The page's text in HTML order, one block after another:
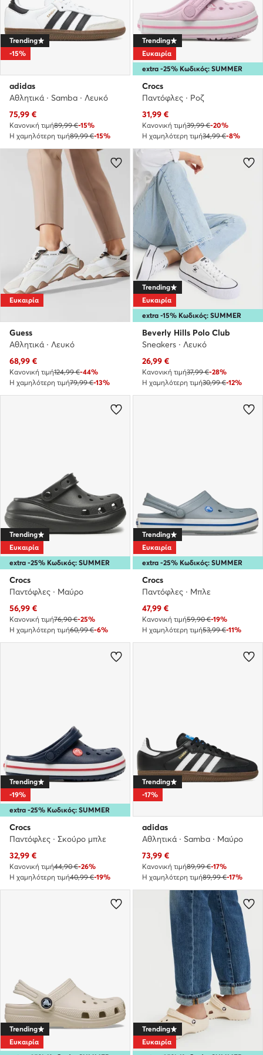
Trending
-15%
adidas
Αθλητικά · Samba · Λευκό
Τρέχουσα τιμή
75,99 €
Κανονική τιμή89,99 €-15%
Η χαμηλότερη τιμή89,99 €-15%
extra -25% Κωδικός: SUMMER
Trending
Ευκαιρία
Crocs
Παντόφλες · Ροζ
Τρέχουσα τιμή
31,99 €
Κανονική τιμή39,99 €-20%
Η χαμηλότερη τιμή34,99 €-8%
Ευκαιρία
Guess
Αθλητικά · Λευκό
Τρέχουσα τιμή
68,99 €
Κανονική τιμή124,99 €-44%
Η χαμηλότερη τιμή79,99 €-13%
extra -15% Κωδικός: SUMMER
Trending
Ευκαιρία
Beverly Hills Polo Club
Sneakers · Λευκό
Τρέχουσα τιμή
26,99 €
Κανονική τιμή37,99 €-28%
Η χαμηλότερη τιμή30,99 €-12%
extra -25% Κωδικός: SUMMER
Trending
Ευκαιρία
Crocs
Παντόφλες · Μαύρο
Τρέχουσα τιμή
56,99 €
Κανονική τιμή76,90 €-25%
Η χαμηλότερη τιμή60,99 €-6%
extra -25% Κωδικός: SUMMER
Trending
Ευκαιρία
Crocs
Παντόφλες · Μπλε
Τρέχουσα τιμή
47,99 €
Κανονική τιμή59,90 €-19%
Η χαμηλότερη τιμή53,99 €-11%
extra -25% Κωδικός: SUMMER
Trending
-19%
Crocs
Παντόφλες · Σκούρο μπλε
Τρέχουσα τιμή
32,99 €
Κανονική τιμή44,90 €-26%
Η χαμηλότερη τιμή40,99 €-19%
Trending
-17%
adidas
Αθλητικά · Samba · Μαύρο
Τρέχουσα τιμή
73,99 €
Κανονική τιμή89,99 €-17%
Η χαμηλότερη τιμή89,99 €-17%
Trending
Ευκαιρία
Trending
Ευκαιρία